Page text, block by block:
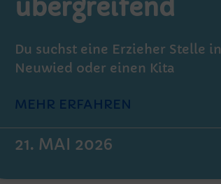
übergreifend
Du suchst eine Erzieher Stelle in
Neuwied oder einen Kita
MEHR ERFAHREN
21. MAI 2026